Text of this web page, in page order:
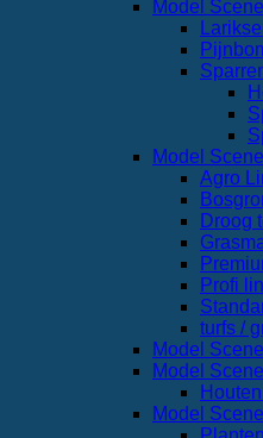
Model
Model
Agro
Droog
Profi
turfs /
Model
Model
Model